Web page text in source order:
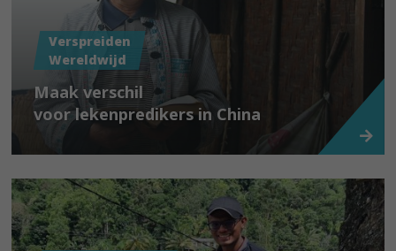
Verspreiden
Wereldwijd
Maak verschil
voor lekenpredikers in China